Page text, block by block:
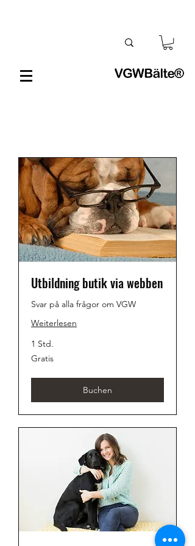
Utbildning butik via webben
Svar på alla frågor om VGW
Weiterlesen
1 Std.
Gratis
Gratis
Buchen